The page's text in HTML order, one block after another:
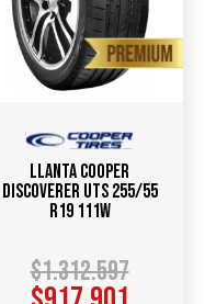
Llanta COOPER
DISCOVERER UTS 255/55
R19 111W
$1.312.597